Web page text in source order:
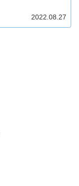
2022.08.27